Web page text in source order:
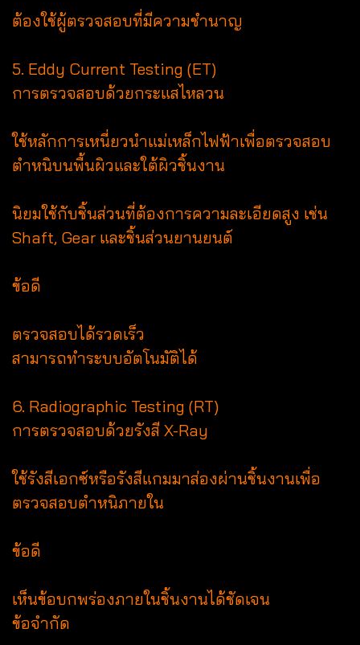
ต้องใช้ผู้ตรวจสอบที่มีความชำนาญ
5. Eddy Current Testing (ET)
การตรวจสอบด้วยกระแสไหลวน
ใช้หลักการเหนี่ยวนำแม่เหล็กไฟฟ้าเพื่อตรวจสอบ
ตำหนิบนพื้นผิวและใต้ผิวชิ้นงาน
นิยมใช้กับชิ้นส่วนที่ต้องการความละเอียดสูง เช่น
Shaft, Gear และชิ้นส่วนยานยนต์
ข้อดี
ตรวจสอบได้รวดเร็ว
สามารถทำระบบอัตโนมัติได้
6. Radiographic Testing (RT)
การตรวจสอบด้วยรังสี X-Ray
ใช้รังสีเอกซ์หรือรังสีแกมมาส่องผ่านชิ้นงานเพื่อ
ตรวจสอบตำหนิภายใน
ข้อดี
เห็นข้อบกพร่องภายในชิ้นงานได้ชัดเจน
ข้อจำกัด